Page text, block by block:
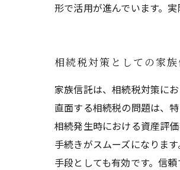
形で活用が進んでいます。
相続税対策としての家
家族信託は、相続税対策に
直面する相続税の問題は、
相続発生時における資産評
手続きがスムーズになりま
手段としても有効です。信